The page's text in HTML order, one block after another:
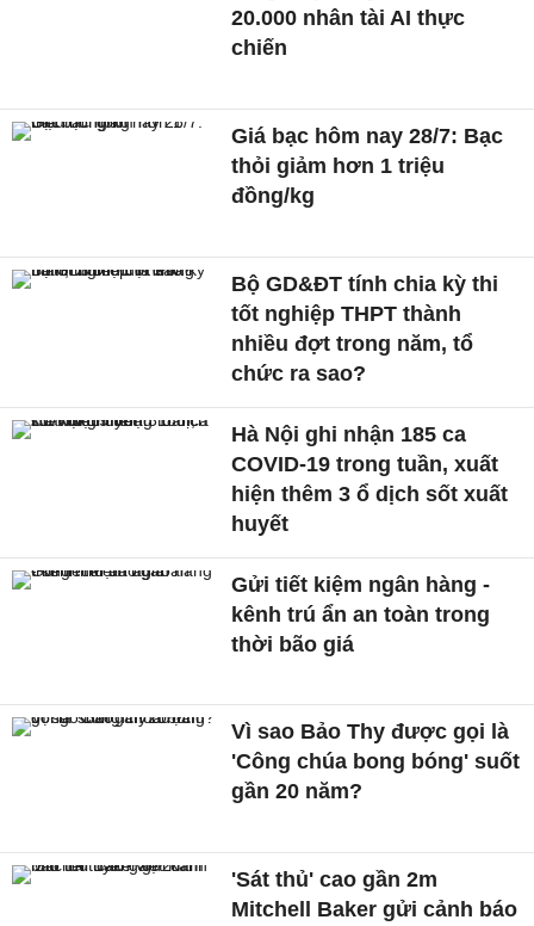
20.000 nhân tài AI thực
chiến
Giá bạc hôm nay 28/7: Bạc
thỏi giảm hơn 1 triệu
đồng/kg
Bộ GD&ĐT tính chia kỳ thi
tốt nghiệp THPT thành
nhiều đợt trong năm, tổ
chức ra sao?
Hà Nội ghi nhận 185 ca
COVID-19 trong tuần, xuất
hiện thêm 3 ổ dịch sốt xuất
huyết
Gửi tiết kiệm ngân hàng -
kênh trú ẩn an toàn trong
thời bão giá
Vì sao Bảo Thy được gọi là
'Công chúa bong bóng' suốt
gần 20 năm?
'Sát thủ' cao gần 2m
Mitchell Baker gửi cảnh báo